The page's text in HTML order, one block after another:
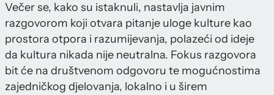
Večer se, kako su istaknuli, nastavlja javnim
razgovorom koji otvara pitanje uloge kulture kao
prostora otpora i razumijevanja, polazeći od ideje
da kultura nikada nije neutralna. Fokus razgovora
bit će na društvenom odgovoru te mogućnostima
zajedničkog djelovanja, lokalno i u širem